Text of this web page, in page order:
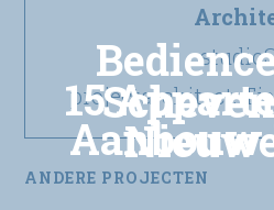
projectarchitect:
ANDERE PROJECTEN
15